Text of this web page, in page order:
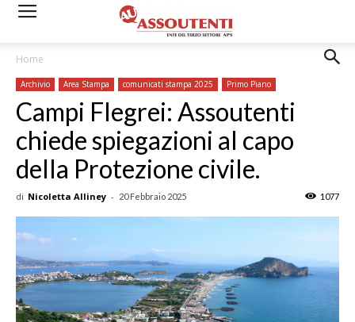
Home
Archivio Area Stampa comunicati stampa 2025 Primo Piano
Campi Flegrei: Assoutenti
chiede spiegazioni al capo
della Protezione civile.
di Nicoletta Alliney - 20 Febbraio 2025 1077